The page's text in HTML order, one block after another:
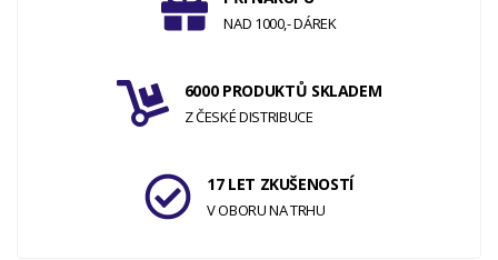
NAD 1000,- DÁREK
6000 PRODUKTŮ SKLADEM
Z ČESKÉ DISTRIBUCE
17 LET ZKUŠENOSTÍ
V OBORU NA TRHU